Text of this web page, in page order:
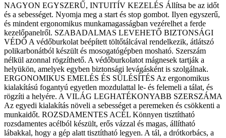
NAGYON EGYSZERŰ, INTUITÍV KEZELÉS Állítsa be az időt
és a sebességet. Nyomja meg a start és stop gombot. Ilyen egyszerű,
és mindent ergonomikus munkamagasságban vezérelhet a ferde
kezelőpanelről. SZABADALMAS LEVEHETŐ BIZTONSÁGI
VÉDŐ A védőburkolat beépített töltőtálcával rendelkezik, átlátszó
polikarbonátból készült és mosogatógépben mosható. Szerszám
nélkül azonnal rögzíthető. A védőburkolatot mágnesek tartják a
helyükön, amelyek egyben biztonsági levágásként is szolgálnak.
ERGONOMIKUS EMELÉS ÉS SÜLÉSÍTÉS Az ergonomikus
kialakítású fogantyú egyetlen mozdulattal le- és felemeli a tálat, és
rögzíti a helyére. A VILÁG LEGHATÉKONYABB SZERSZÁMA
Az egyedi kialakítás növeli a sebességet a peremeken és csökkenti a
munkaidőt. ROZSDAMENTES ACÉL Könnyen tisztítható
rozsdamentes acélból készült, erős vázzal és magas, állítható
lábakkal, hogy a gép alatt tisztítható legyen. A tál, a drótkorbács, a